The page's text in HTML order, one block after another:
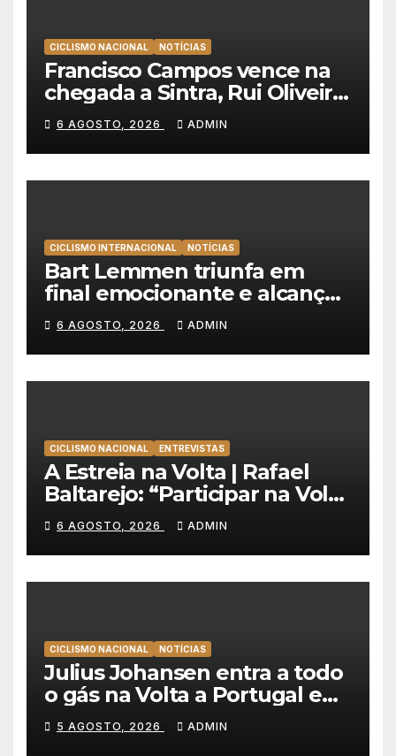
CICLISMO NACIONAL NOTÍCIAS
Francisco Campos vence na
chegada a Sintra, Rui Oliveira
veste de amarelo na Volta a
Portugal
6 AGOSTO, 2026 ADMIN
CICLISMO INTERNACIONAL NOTÍCIAS
Bart Lemmen triunfa em
final emocionante e alcança
a primeira vitória da carreira
na Volta à Polónia
6 AGOSTO, 2026 ADMIN
CICLISMO NACIONAL ENTREVISTAS
A Estreia na Volta | Rafael
Baltarejo: “Participar na Volta
a Portugal é o sonho de
qualquer ciclista”
6 AGOSTO, 2026 ADMIN
CICLISMO NACIONAL NOTÍCIAS
Julius Johansen entra a todo
o gás na Volta a Portugal e
lidera dobradinha da UAE
Team Emirates em Lisboa
5 AGOSTO, 2026 ADMIN